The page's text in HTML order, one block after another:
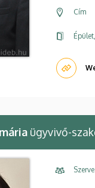
Cím
ügyvivő-